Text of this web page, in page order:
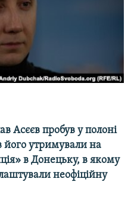
Асєєв пробув у полоні
його утримували на
в Донецьку, в якому
неофіційну